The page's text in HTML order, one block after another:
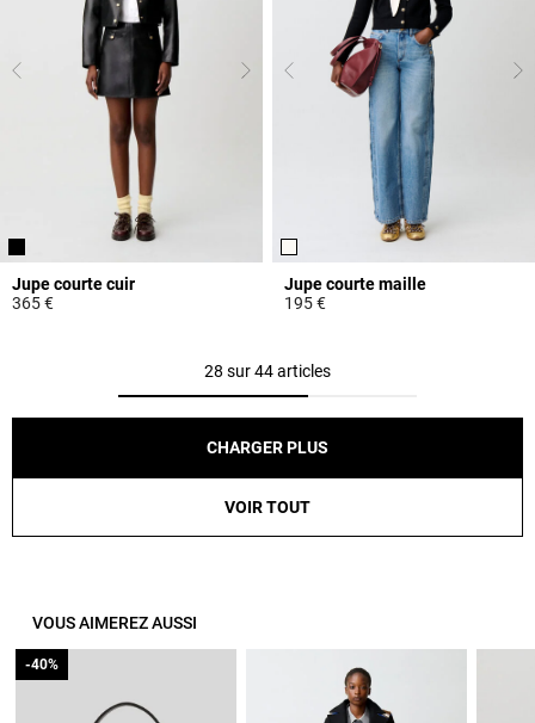
Jupe courte cuir
365 €
Jupe courte maille
195 €
28 sur 44 articles
CHARGER PLUS
VOIR TOUT
VOUS AIMEREZ AUSSI
-40%
-40%